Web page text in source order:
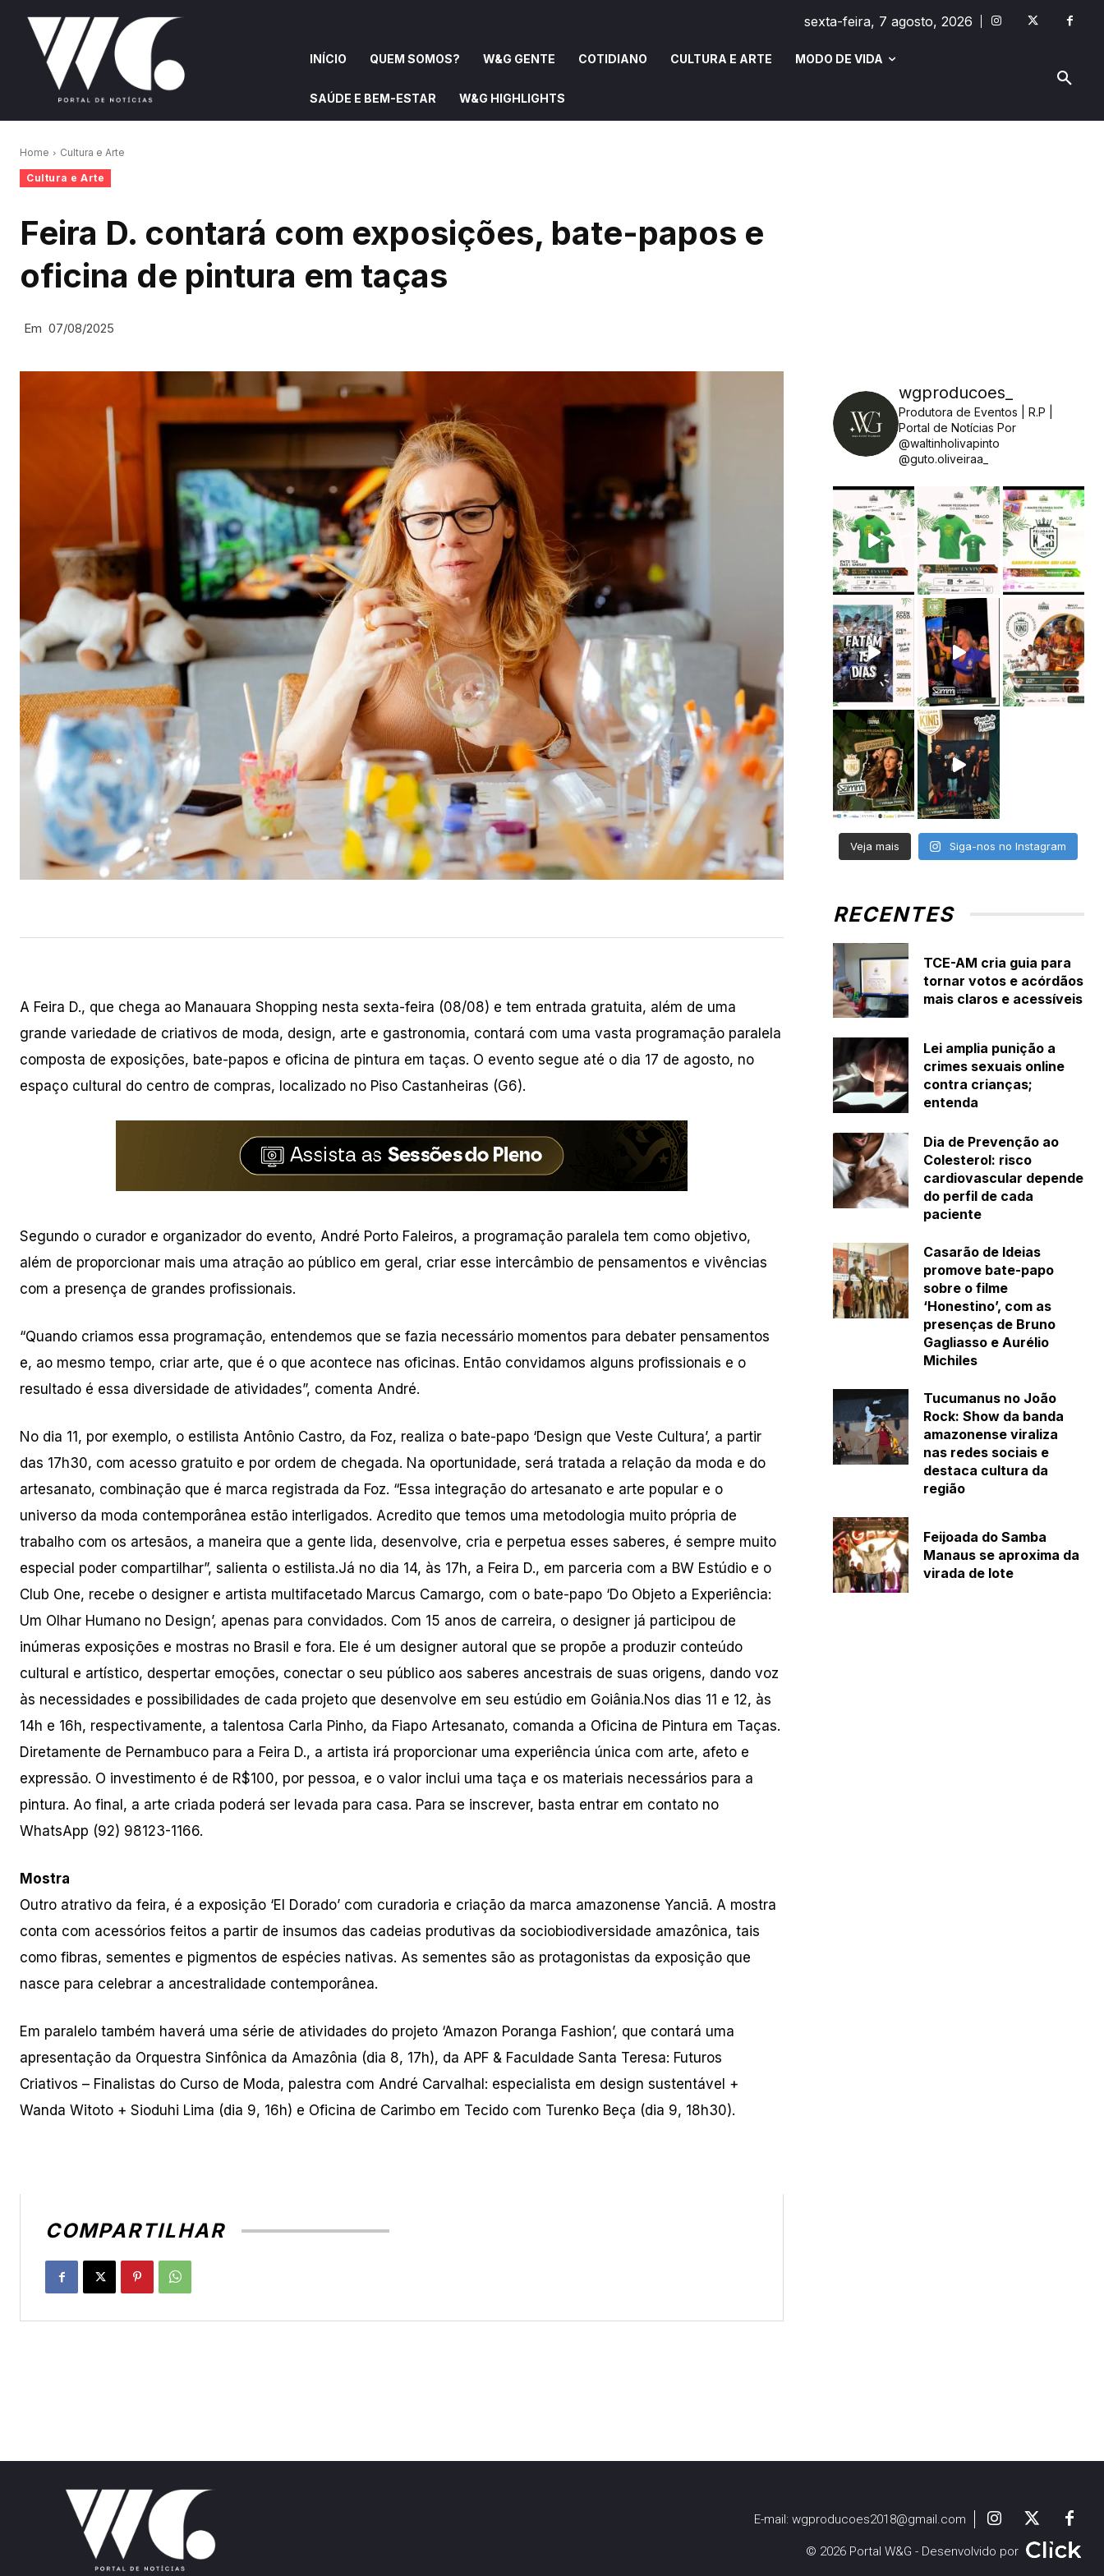
sexta-feira, 7 agosto, 2026
INÍCIO QUEM SOMOS? W&G GENTE COTIDIANO CULTURA E ARTE MODO DE VIDA
SAÚDE E BEM-ESTAR W&G HIGHLIGHTS
Home Cultura e Arte
Cultura e Arte
Feira D. contará com exposições, bate-papos e
oficina de pintura em taças
Em 07/08/2025
A Feira D., que chega ao Manauara Shopping nesta sexta-feira (08/08) e tem entrada gratuita, além de uma
grande variedade de criativos de moda, design, arte e gastronomia, contará com uma vasta programação paralela
composta de exposições, bate-papos e oficina de pintura em taças. O evento segue até o dia 17 de agosto, no
espaço cultural do centro de compras, localizado no Piso Castanheiras (G6).
Segundo o curador e organizador do evento, André Porto Faleiros, a programação paralela tem como objetivo,
além de proporcionar mais uma atração ao público em geral, criar esse intercâmbio de pensamentos e vivências
com a presença de grandes profissionais.
“Quando criamos essa programação, entendemos que se fazia necessário momentos para debater pensamentos
e, ao mesmo tempo, criar arte, que é o que acontece nas oficinas. Então convidamos alguns profissionais e o
resultado é essa diversidade de atividades”, comenta André.
No dia 11, por exemplo, o estilista Antônio Castro, da Foz, realiza o bate-papo ‘Design que Veste Cultura’, a partir
das 17h30, com acesso gratuito e por ordem de chegada. Na oportunidade, será tratada a relação da moda e do
artesanato, combinação que é marca registrada da Foz. “Essa integração do artesanato e arte popular e o
universo da moda contemporânea estão interligados. Acredito que temos uma metodologia muito própria de
trabalho com os artesãos, a maneira que a gente lida, desenvolve, cria e perpetua esses saberes, é sempre muito
especial poder compartilhar”, salienta o estilista.Já no dia 14, às 17h, a Feira D., em parceria com a BW Estúdio e o
Club One, recebe o designer e artista multifacetado Marcus Camargo, com o bate-papo ‘Do Objeto a Experiência:
Um Olhar Humano no Design’, apenas para convidados. Com 15 anos de carreira, o designer já participou de
inúmeras exposições e mostras no Brasil e fora. Ele é um designer autoral que se propõe a produzir conteúdo
cultural e artístico, despertar emoções, conectar o seu público aos saberes ancestrais de suas origens, dando voz
às necessidades e possibilidades de cada projeto que desenvolve em seu estúdio em Goiânia.Nos dias 11 e 12, às
14h e 16h, respectivamente, a talentosa Carla Pinho, da Fiapo Artesanato, comanda a Oficina de Pintura em Taças.
Diretamente de Pernambuco para a Feira D., a artista irá proporcionar uma experiência única com arte, afeto e
expressão. O investimento é de R$100, por pessoa, e o valor inclui uma taça e os materiais necessários para a
pintura. Ao final, a arte criada poderá ser levada para casa. Para se inscrever, basta entrar em contato no
WhatsApp (92) 98123-1166.
Mostra
Outro atrativo da feira, é a exposição ‘El Dorado’ com curadoria e criação da marca amazonense Yanciã. A mostra
conta com acessórios feitos a partir de insumos das cadeias produtivas da sociobiodiversidade amazônica, tais
como fibras, sementes e pigmentos de espécies nativas. As sementes são as protagonistas da exposição que
nasce para celebrar a ancestralidade contemporânea.
Em paralelo também haverá uma série de atividades do projeto ‘Amazon Poranga Fashion’, que contará uma
apresentação da Orquestra Sinfônica da Amazônia (dia 8, 17h), da APF & Faculdade Santa Teresa: Futuros
Criativos – Finalistas do Curso de Moda, palestra com André Carvalhal: especialista em design sustentável +
Wanda Witoto + Sioduhi Lima (dia 9, 16h) e Oficina de Carimbo em Tecido com Turenko Beça (dia 9, 18h30).
COMPARTILHAR
wgproducoes_
Produtora de Eventos | R.P |
Portal de Notícias Por
@waltinholivapinto
@guto.oliveiraa_
Veja mais Siga-nos no Instagram
RECENTES
TCE-AM cria guia para
tornar votos e acórdãos
mais claros e acessíveis
Lei amplia punição a
crimes sexuais online
contra crianças;
entenda
Dia de Prevenção ao
Colesterol: risco
cardiovascular depende
do perfil de cada
paciente
Casarão de Ideias
promove bate-papo
sobre o filme
‘Honestino’, com as
presenças de Bruno
Gagliasso e Aurélio
Michiles
Tucumanus no João
Rock: Show da banda
amazonense viraliza
nas redes sociais e
destaca cultura da
região
Feijoada do Samba
Manaus se aproxima da
virada de lote
E-mail: wgproducoes2018@gmail.com
© 2026 Portal W&G - Desenvolvido por